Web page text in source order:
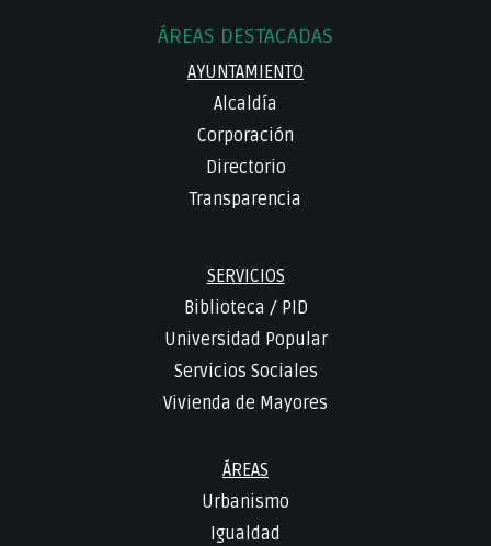
ÁREAS DESTACADAS
AYUNTAMIENTO
Alcaldía
Corporación
Directorio
Transparencia
SERVICIOS
Biblioteca / PID
Universidad Popular
Servicios Sociales
Vivienda de Mayores
ÁREAS
Urbanismo
Igualdad